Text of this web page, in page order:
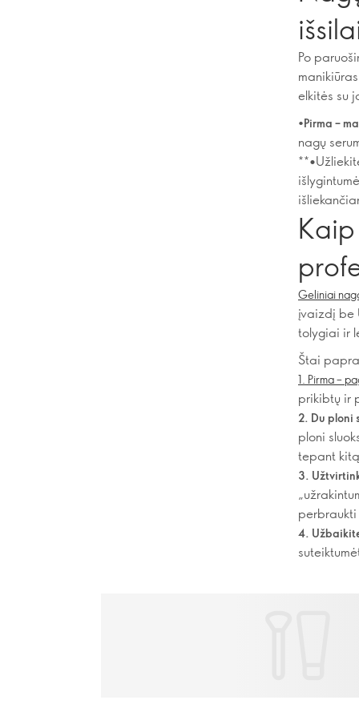
Po
elkitės su
•Pirma –
nagų
Geliniai
įvaizdį be
tolygiai ir
Štai
1. Pirma –
prikibtų ir
2. Du ploni
ploni
tepant
3.
perbraukti
4.